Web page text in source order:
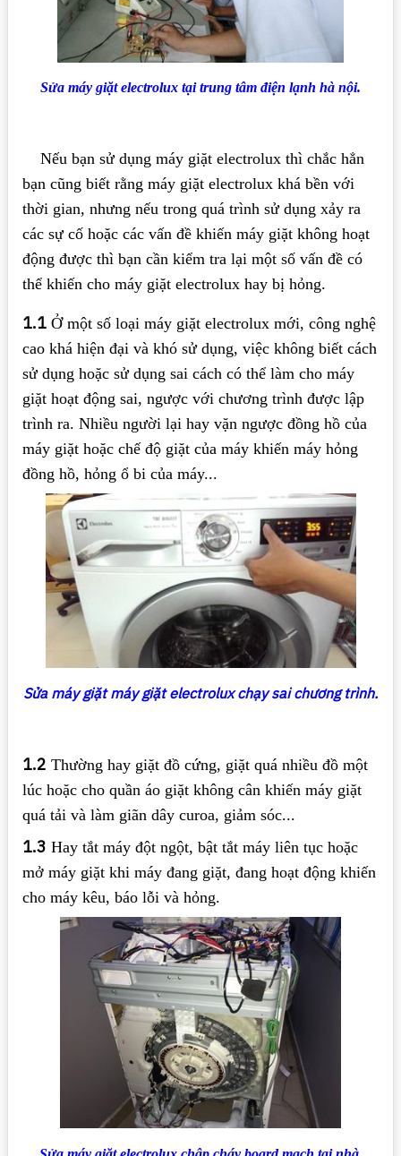
Sửa máy giặt electrolux tại trung tâm điện lạnh hà nội.
Nếu bạn sử dụng máy giặt electrolux thì chắc hẳn
bạn cũng biết rằng máy giặt electrolux khá bền với
thời gian, nhưng nếu trong quá trình sử dụng xảy ra
các sự cố hoặc các vấn đề khiến máy giặt không hoạt
động được thì bạn cần kiểm tra lại một số vấn đề có
thể khiến cho máy giặt electrolux hay bị hỏng.
1.1 Ở một số loại máy giặt electrolux mới, công nghệ
cao khá hiện đại và khó sử dụng, việc không biết cách
sử dụng hoặc sử dụng sai cách có thể làm cho máy
giặt hoạt động sai, ngược với chương trình được lập
trình ra. Nhiều người lại hay vặn ngược đồng hồ của
máy giặt hoặc chế độ giặt của máy khiến máy hỏng
đồng hồ, hỏng ổ bi của máy...
Sửa máy giặt máy giặt electrolux chạy sai chương trình.
1.2 Thường hay giặt đồ cứng, giặt quá nhiều đồ một
lúc hoặc cho quần áo giặt không cân khiến máy giặt
quá tải và làm giãn dây curoa, giảm sóc...
1.3 Hay tắt máy đột ngột, bật tắt máy liên tục hoặc
mở máy giặt khi máy đang giặt, đang hoạt động khiến
cho máy kêu, báo lỗi và hỏng.